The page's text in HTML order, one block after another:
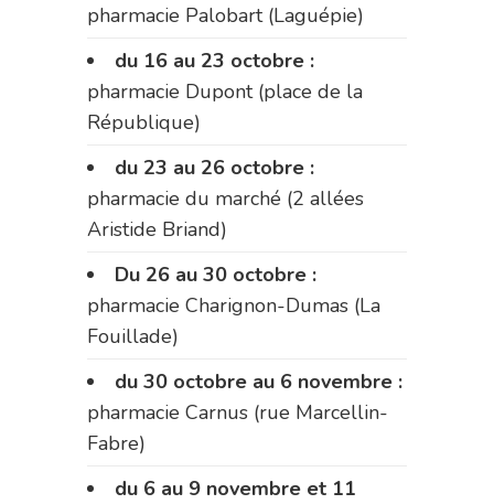
pharmacie Palobart (Laguépie)
du 16 au 23 octobre :
pharmacie Dupont (place de la
République)
du 23 au 26 octobre :
pharmacie du marché (2 allées
Aristide Briand)
Du 26 au 30 octobre :
pharmacie Charignon-Dumas (La
Fouillade)
du 30 octobre au 6 novembre :
pharmacie Carnus (rue Marcellin-
Fabre)
du 6 au 9 novembre et 11